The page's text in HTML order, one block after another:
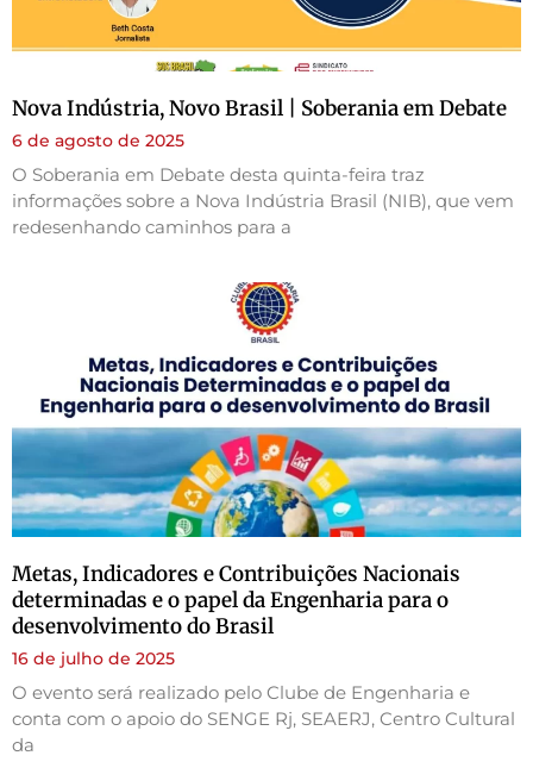
Nova Indústria, Novo Brasil | Soberania em Debate
6 de agosto de 2025
O Soberania em Debate desta quinta-feira traz
informações sobre a Nova Indústria Brasil (NIB), que vem
redesenhando caminhos para a
Metas, Indicadores e Contribuições Nacionais
determinadas e o papel da Engenharia para o
desenvolvimento do Brasil
16 de julho de 2025
O evento será realizado pelo Clube de Engenharia e
conta com o apoio do SENGE Rj, SEAERJ, Centro Cultural
da